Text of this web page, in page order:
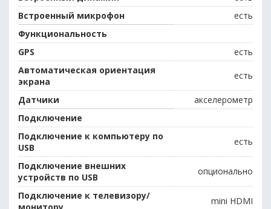
Встроенный микрофон
есть
Функциональность
GPS
есть
Автоматическая ориентация
экрана
есть
Датчики
акселерометр
Подключение
Подключение к компьютеру по
USB
есть
Подключение внешних
устройств по USB
опционально
Подключение к телевизору/
mini HDMI